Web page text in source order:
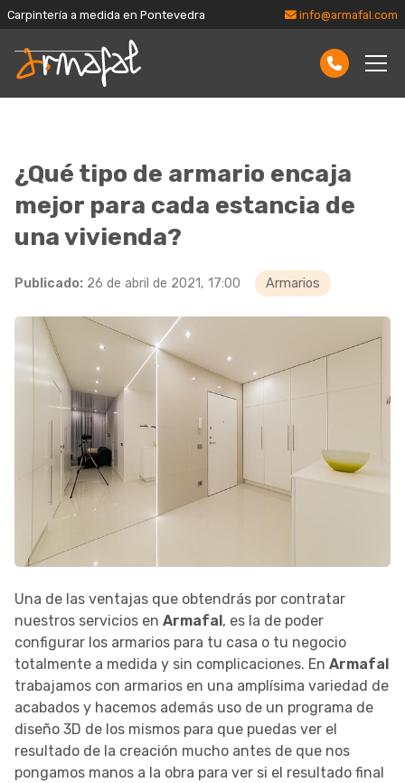
Carpintería a medida en Pontevedra info@armafal.com
¿Qué tipo de armario encaja
mejor para cada estancia de
una vivienda?
Publicado: 26 de abril de 2021, 17:00 Armarios
Una de las ventajas que obtendrás por contratar
nuestros servicios en Armafal , es la de poder
configurar los armarios para tu casa o tu negocio
totalmente a medida y sin complicaciones. En Armafal
trabajamos con armarios en una amplísima variedad de
acabados y hacemos además uso de un programa de
diseño 3D de los mismos para que puedas ver el
resultado de la creación mucho antes de que nos
pongamos manos a la obra para ver si el resultado final